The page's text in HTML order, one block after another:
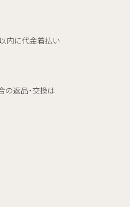
内に代金着払い
の返品・交換は